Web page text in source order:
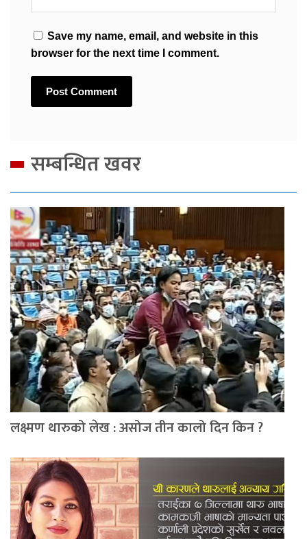
Save my name, email, and website in this
browser for the next time I comment.
सम्बन्धित खवर
लक्ष्मण थारुको लेख : असोज तीन कालो दिन किन ?